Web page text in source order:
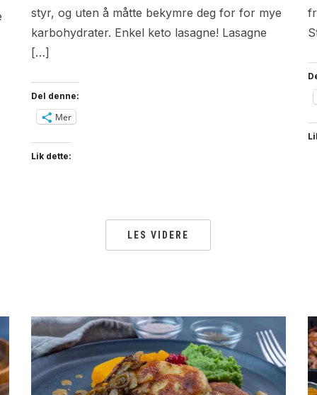
styr, og uten å måtte bekymre deg for for mye
karbohydrater. Enkel keto lasagne! Lasagne
[…]
Del denne:
Mer
Lik dette:
LES VIDERE